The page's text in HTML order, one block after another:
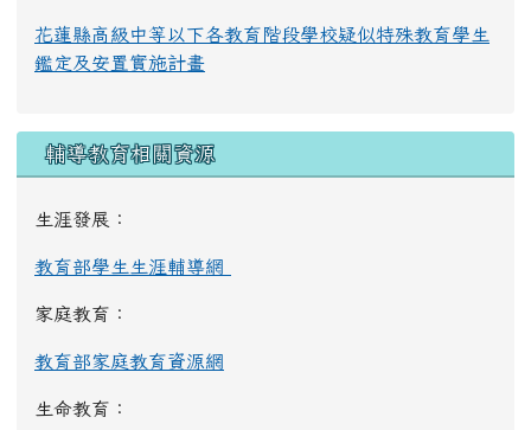
花蓮縣高級中等以下各教育階段學校疑似特殊教育學生
鑑定及安置實施計畫
輔導教育相關資源
生涯發展：
教育部學生生涯輔導網
家庭教育：
教育部家庭教育資源網
生命教育：